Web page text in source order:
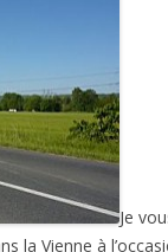
Je
la Vienne à